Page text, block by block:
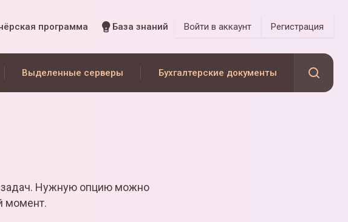
программа База знаний Войти в аккаунт Регистрация
Выделенные серверы Бухгалтерские документы
задач. Нужную опцию можно
момент.